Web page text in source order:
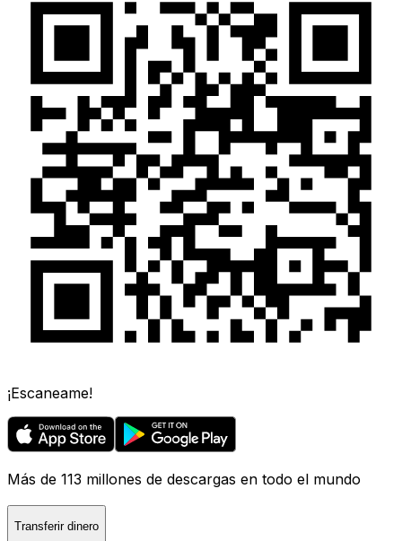
¡Escaneame!
Más de 113 millones de descargas en todo el mundo
Transferir dinero